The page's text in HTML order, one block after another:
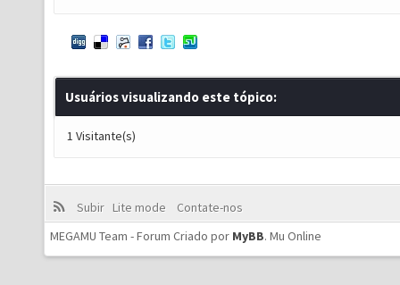
Usuários visualizando este tópico:
1 Visitante(s)
Subir Lite mode
Contate-nos
MEGAMU Team - Forum Criado por MyBB. Mu Online